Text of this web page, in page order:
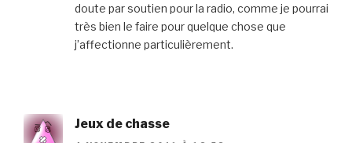
doute par soutien pour la radio, comme je pourrai
très bien le faire pour quelque chose que
j’affectionne particulièrement.
Jeux de chasse